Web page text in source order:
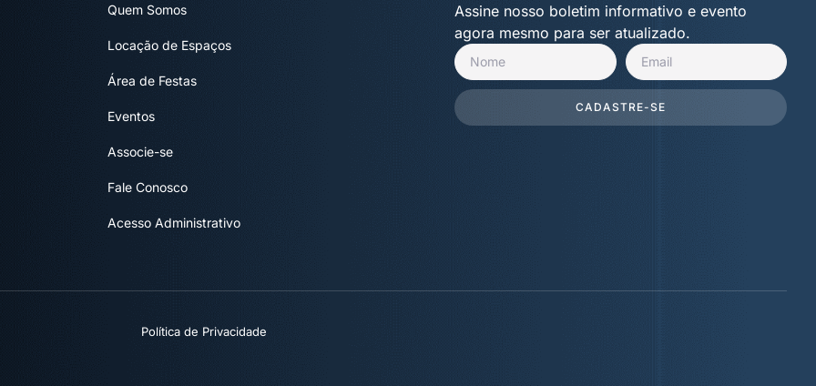
Quem Somos
Locação de Espaços
Área de Festas
Eventos
Associe-se
Fale Conosco
Acesso Administrativo
Assine nosso boletim informativo e evento
agora mesmo para ser atualizado.
CADASTRE-SE
Política de Privacidade